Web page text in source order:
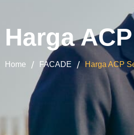
Harga
Home / FACADE / Harga ACP